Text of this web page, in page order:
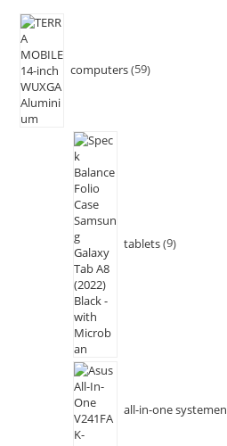
computers 59
tablets 9
all-in-one systemen